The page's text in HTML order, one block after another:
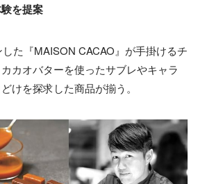
を提案
た『MAISON CACAO』が手掛けるチ
カオバターを使ったサブレやキャラ
けを探求した商品が揃う。